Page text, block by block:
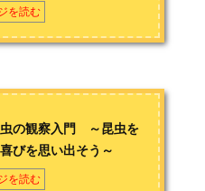
を読む
の観察入門 ～昆虫を
びを思い出そう～
を読む